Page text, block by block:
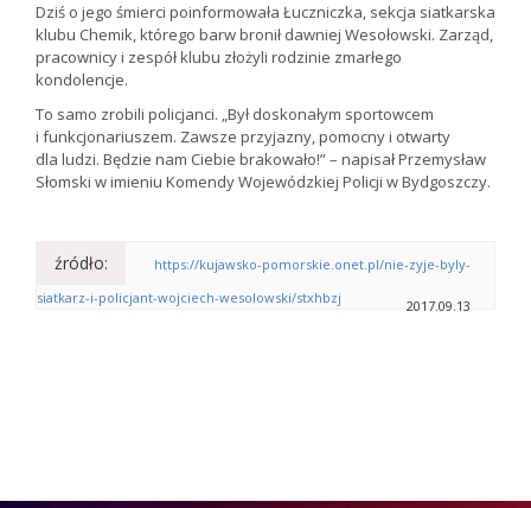
Dziś o jego śmierci poinformowała Łuczniczka, sekcja siatkarska
klubu Chemik, którego barw bronił dawniej Wesołowski. Zarząd,
pracownicy i zespół klubu złożyli rodzinie zmarłego
kondolencje.
To samo zrobili policjanci. „Był doskonałym sportowcem
i funkcjonariuszem. Zawsze przyjazny, pomocny i otwarty
dla ludzi. Będzie nam Ciebie brakowało!” – napisał Przemysław
Słomski w imieniu Komendy Wojewódzkiej Policji w Bydgoszczy.
źródło:
https://kujawsko-pomorskie.onet.pl/nie-zyje-byly-
siatkarz-i-policjant-wojciech-wesolowski/stxhbzj
2017.09.13